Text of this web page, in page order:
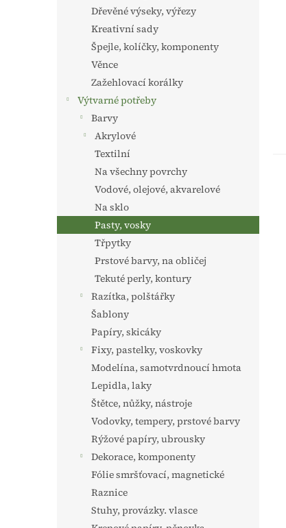
Dřevěné výseky, výřezy
Kreativní sady
Špejle, kolíčky, komponenty
Věnce
Zažehlovací korálky
Výtvarné potřeby
Barvy
Akrylové
Textilní
Na všechny povrchy
Vodové, olejové, akvarelové
Na sklo
Pasty, vosky
Třpytky
Prstové barvy, na obličej
Tekuté perly, kontury
Razítka, polštářky
Šablony
Papíry, skicáky
Fixy, pastelky, voskovky
Modelína, samotvrdnoucí hmota
Lepidla, laky
Štětce, nůžky, nástroje
Vodovky, tempery, prstové barvy
Rýžové papíry, ubrousky
Dekorace, komponenty
Fólie smršťovací, magnetické
Raznice
Stuhy, provázky. vlasce